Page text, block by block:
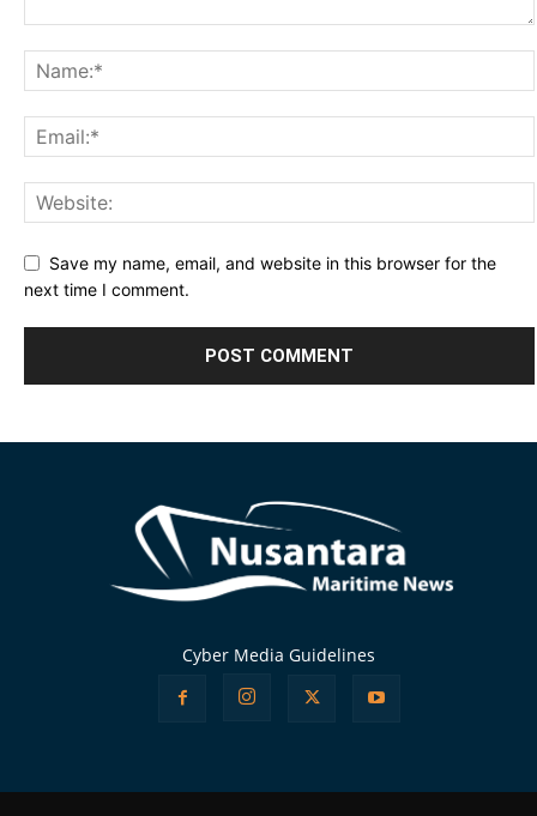
Save my name, email, and website in this browser for the
next time I comment.
Cyber Media Guidelines